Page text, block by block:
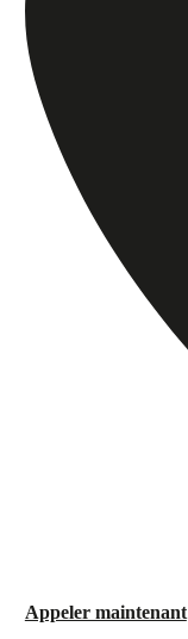
Appeler maintenant